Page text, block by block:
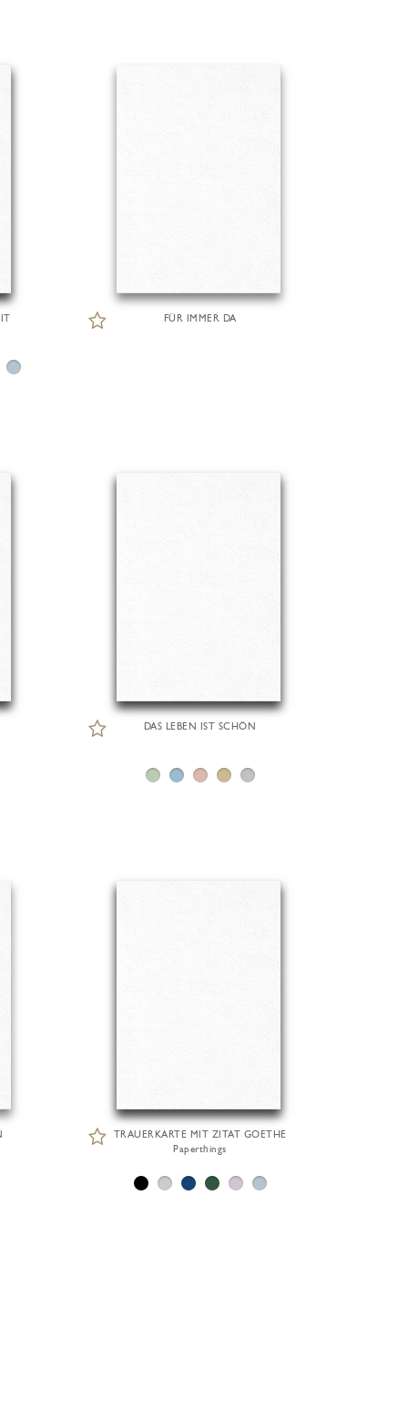
FÜR IMMER DA
DAS LEBEN IST SCHÖN
TRAUERKARTE MIT ZITAT GOETHE
Paperthings